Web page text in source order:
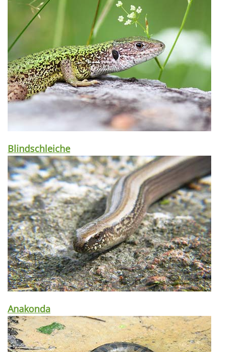
Blindschleiche
Anakonda